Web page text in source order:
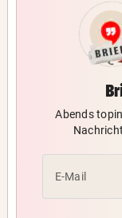
Abends
E-Mail